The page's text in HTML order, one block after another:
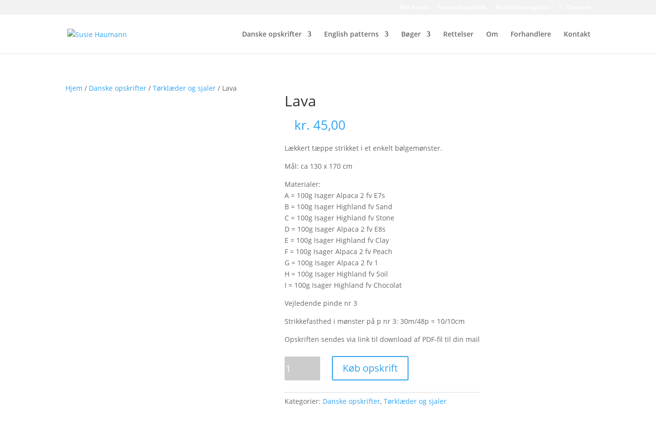
Danske opskrifter English patterns Bøger Rettelser Om Forhandlere Kontakt
Hjem / Danske opskrifter /Tørklæder og sjaler / Lava
Lava
kr. 45,00
Lækkert tæppe strikket i et enkelt bølgemønster.
Mål: ca 130 x 170 cm
Materialer:
A = 100g Isager Alpaca 2 fv E7s
B = 100g Isager Highland fv Sand
C = 100g Isager Highland fv Stone
D = 100g Isager Alpaca 2 fv E8s
E = 100g Isager Highland fv Clay
F = 100g Isager Alpaca 2 fv Peach
G = 100g Isager Alpaca 2 fv 1
H = 100g Isager Highland fv Soil
I = 100g Isager Highland fv Chocolat
Vejledende pinde nr 3
Strikkefasthed i mønster på p nr 3: 30m/48p = 10/10cm
Opskriften sendes via link til download af PDF-fil til din mail
antal
Køb opskrift
Kategorier: Danske opskrifter,Tørklæder og sjaler